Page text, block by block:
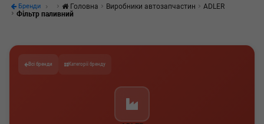
Бренди Головна Виробники автозапчастин
ADLER
Фільтр паливний
Всі бренди Категорії бренду